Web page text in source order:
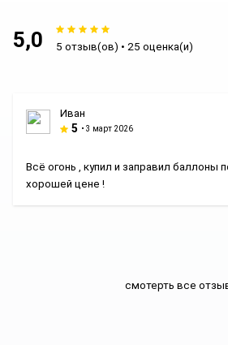
производительность. Совместимы с
сварочных аппаратов постоянного
Электроды ESAB OK AlSi12 —
профессиональной и бытовой сварки
долговечность соединения.
качественный результат!
5,0 5 отзыв(ов) • 25 оценка(и)
Иван
5 • 3 март 2026
Всё огонь , купил и заправил баллоны
хорошей цене !
смотерть все